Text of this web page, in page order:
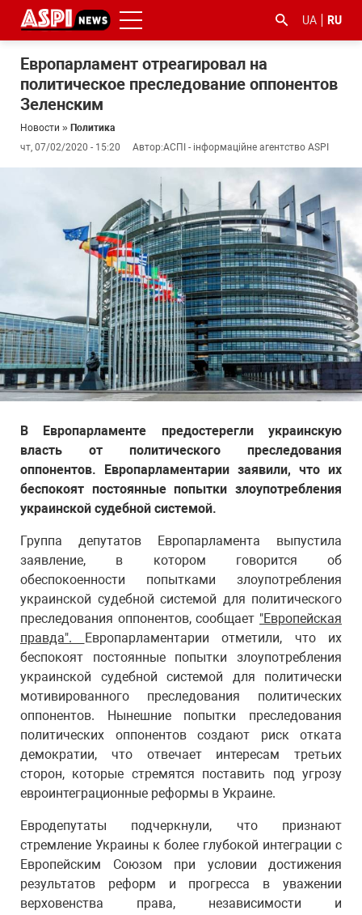
UA RU
Европарламент отреагировал на
политическое преследование оппонентов
Зеленским
Новости » Политика
чт, 07/02/2020 - 15:20
Автор:АСПІ - інформаційне агентство ASPI
В Европарламенте предостерегли украинскую
власть от политического преследования
оппонентов. Европарламентарии заявили, что их
беспокоят постоянные попытки злоупотребления
украинской судебной системой.
Группа депутатов Европарламента выпустила
заявление, в котором говорится об
обеспокоенности попытками злоупотребления
украинской судебной системой для политического
преследования оппонентов, сообщает "Европейская
правда". Европарламентарии отметили, что их
беспокоят постоянные попытки злоупотребления
украинской судебной системой для политически
мотивированного преследования политических
оппонентов. Нынешние попытки преследования
политических оппонентов создают риск отката
демократии, что отвечает интересам третьих
сторон, которые стремятся поставить под угрозу
евроинтеграционные реформы в Украине.
Евродепутаты подчеркнули, что признают
стремление Украины к более глубокой интеграции с
Европейским Союзом при условии достижения
результатов реформ и прогресса в уважении
верховенства права, независимости и
корупцією
#гфс #коронавірус